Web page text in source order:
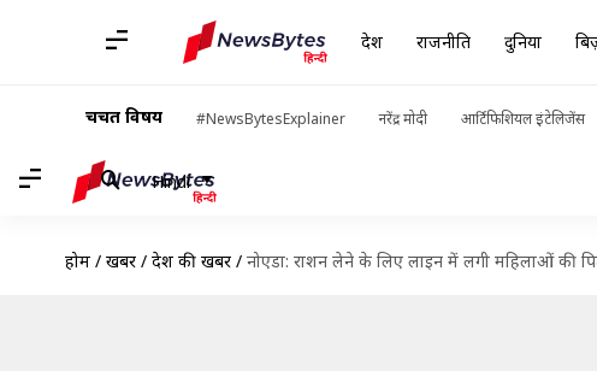
देश राजनीति दुनिया
चर्चित विषय #NewsBytesExplainer नरेंद्र मोदी आर्टिफिशियल इंटेलिजेंस
Hindi
होम / खबरें / देश की खबरें / नोएडा: राशन लेने के लिए लाइन में लगी महिलाओं की